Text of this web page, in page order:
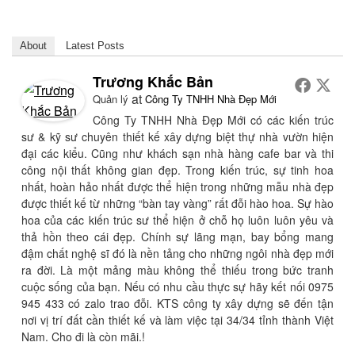
About Latest Posts
Trương Khắc Bản
Quản lý at Công Ty TNHH Nhà Đẹp Mới
Công Ty TNHH Nhà Đẹp Mới có các kiến trúc
sư & kỹ sư chuyên thiết kế xây dựng biệt thự nhà vườn hiện
đại các kiểu. Cũng như khách sạn nhà hàng cafe bar và thi
công nội thất không gian đẹp. Trong kiến trúc, sự tinh hoa
nhất, hoàn hảo nhất được thể hiện trong những mẫu nhà đẹp
được thiết kế từ những “bàn tay vàng” rất đỗi hào hoa. Sự hào
hoa của các kiến trúc sư thể hiện ở chỗ họ luôn luôn yêu và
thả hồn theo cái đẹp. Chính sự lãng mạn, bay bổng mang
đậm chất nghệ sĩ đó là nền tảng cho những ngôi nhà đẹp mới
ra đời. Là một mảng màu không thể thiếu trong bức tranh
cuộc sống của bạn. Nếu có nhu cầu thực sự hãy kết nối 0975
945 433 có zalo trao đỗi. KTS công ty xây dựng sẽ đến tận
nơi vị trí đất cần thiết kế và làm việc tại 34/34 tỉnh thành Việt
Nam. Cho đi là còn mãi.!